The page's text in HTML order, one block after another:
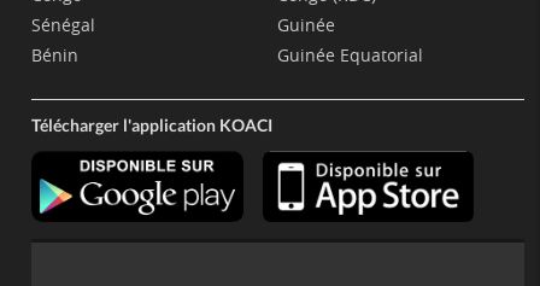
Sénégal
Bénin
Guinée
Guinée Equatorial
Télécharger l'application KOACI